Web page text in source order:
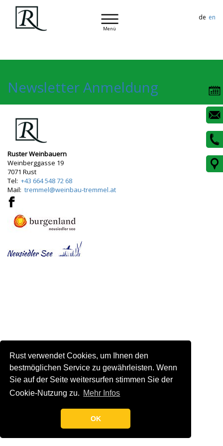
Rust verwendet Cookies, um Ihnen den
bestmöglichen Service zu gewährleisten. Wenn
Sie auf der Seite weitersurfen stimmen Sie der
Cookie-Nutzung zu. Mehr Infos
OK
Menü
de en
Newsletter Anmeldung
Ruster Weinbauern
Weinberggasse 19
7071 Rust
Tel: +43 664 548 72 68
Mail: tremmel@weinbau-tremmel.at